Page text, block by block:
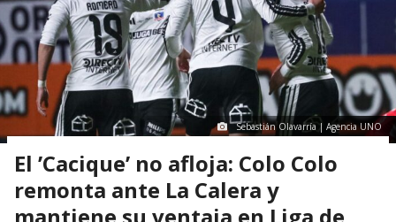
Sebastián Olavarría | Agencia UNO
El ’Cacique’ no afloja: Colo Colo
remonta ante La Calera y